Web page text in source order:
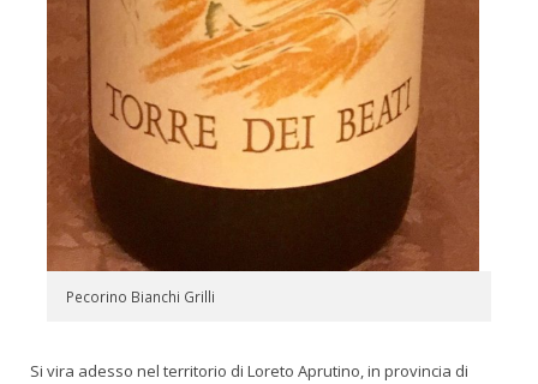
Pecorino Bianchi Grilli
Si vira adesso nel territorio di Loreto Aprutino, in provincia di